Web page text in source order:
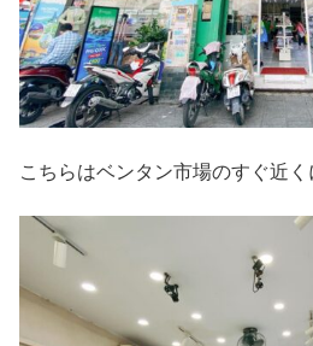
こちらはベンタン市場のすぐ近く